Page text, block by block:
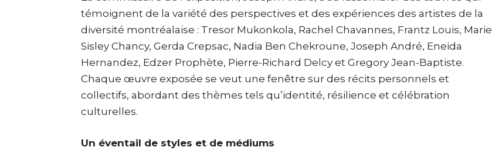
témoignent de la variété des perspectives et des expériences des artistes de la
diversité montréalaise : Tresor Mukonkola, Rachel Chavannes, Frantz Louis, Marie
Sisley Chancy, Gerda Crepsac, Nadia Ben Chekroune, Joseph André, Eneida
Hernandez, Edzer Prophète, Pierre-Richard Delcy et Gregory Jean-Baptiste.
Chaque œuvre exposée se veut une fenêtre sur des récits personnels et
collectifs, abordant des thèmes tels qu’identité, résilience et célébration
culturelles.
Un éventail de styles et de médiums